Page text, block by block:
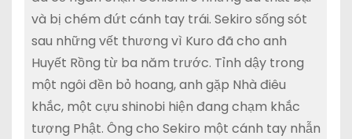
và bị chém đứt cánh tay trái. Sekiro sống sót
sau những vết thương vì Kuro đã cho anh
Huyết Rồng từ ba năm trước. Tỉnh dậy trong
một ngôi đền bỏ hoang, anh gặp Nhà điêu
khắc, một cựu shinobi hiện đang chạm khắc
tượng Phật. Ông cho Sekiro một cánh tay nhẫn